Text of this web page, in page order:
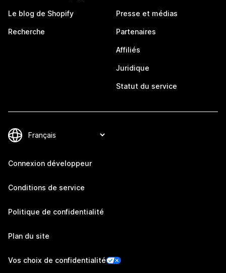
Le blog de Shopify
Recherche
Presse et médias
Partenaires
Affiliés
Juridique
Statut du service
Connexion développeur
Conditions de service
Politique de confidentialité
Plan du site
Vos choix de confidentialité